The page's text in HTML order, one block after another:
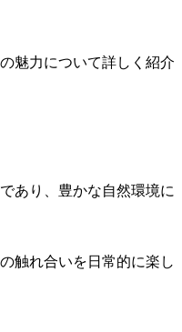
魅力について詳しく紹介
あり、豊かな自然環境に
触れ合いを日常的に楽し